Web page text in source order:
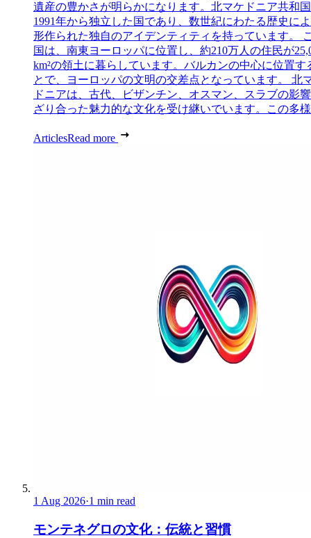
遺産の豊かさが明らかになります。北マケドニア共和
1991年から独立した国であり、数世紀にわたる歴史に
形作られた独自のアイデンティティを持っています。
国は、南東ヨーロッパに位置し、約210万人の住民が
km²の領土に暮らしています。バルカンの中心に位置す
とで、ヨーロッパの文明の交差点となっています。 北
ドニアは、古代、ビザンチン、オスマン、スラブの影
ざり合った魅力的な文化を受け継いでいます。この多
ArticlesRead more
1 Aug 2026·1 min read
モンテネグロの文化：伝統と習慣